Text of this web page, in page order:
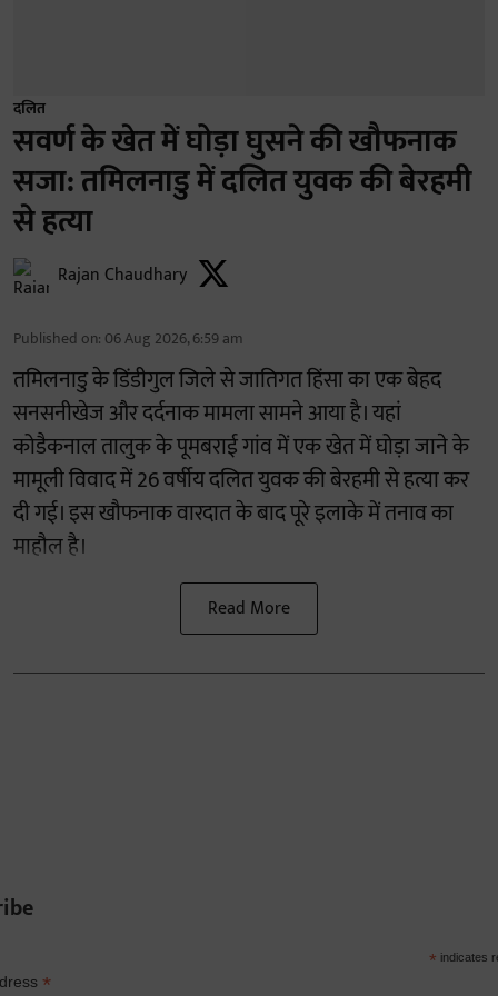
दलित
सवर्ण के खेत में घोड़ा घुसने की खौफनाक
सजा: तमिलनाडु में दलित युवक की बेरहमी
से हत्या
Rajan Chaudhary
Published on: 06 Aug 2026, 6:59 am
तमिलनाडु के डिंडीगुल जिले से जातिगत हिंसा का एक बेहद
सनसनीखेज और दर्दनाक मामला सामने आया है। यहां
कोडैकनाल तालुक के पूमबराई गांव में एक खेत में घोड़ा जाने के
मामूली विवाद में 26 वर्षीय दलित युवक की बेरहमी से हत्या कर
दी गई। इस खौफनाक वारदात के बाद पूरे इलाके में तनाव का
माहौल है।
Read More
* indicates
*